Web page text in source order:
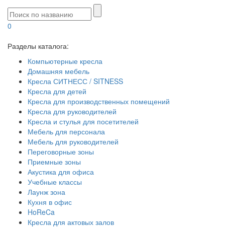
0
Разделы каталога:
Компьютерные кресла
Домашняя мебель
Кресла СИТНЕСС / SITNESS
Кресла для детей
Кресла для производственных помещений
Кресла для руководителей
Кресла и стулья для посетителей
Мебель для персонала
Мебель для руководителей
Переговорные зоны
Приемные зоны
Акустика для офиса
Учебные классы
Лаунж зона
Кухня в офис
HoReCa
Кресла для актовых залов